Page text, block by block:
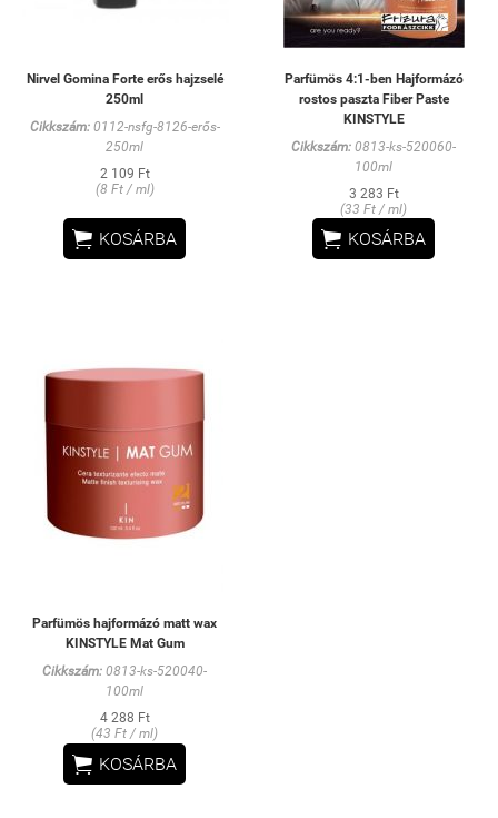
Nirvel Gomina Forte erős hajzselé
250ml
Cikkszám:0112-nsfg-8126-erős-
250ml
2 109 Ft
(8 Ft / ml)
 KOSÁRBA
Parfümös 4:1-ben Hajformázó
rostos paszta Fiber Paste
KINSTYLE
Cikkszám: 0813-ks-520060-
100ml
3 283 Ft
(33 Ft / ml)
 KOSÁRBA
Parfümös hajformázó matt wax
KINSTYLE Mat Gum
Cikkszám: 0813-ks-520040-
100ml
4 288 Ft
(43 Ft / ml)
 KOSÁRBA